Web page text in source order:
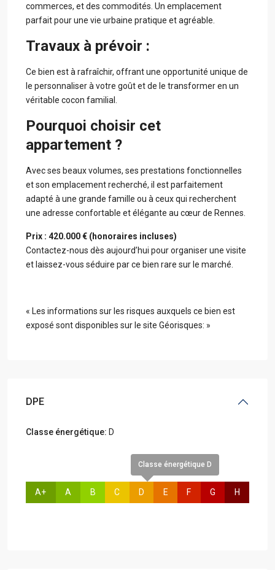
commerces, et des commodités. Un emplacement
parfait pour une vie urbaine pratique et agréable.
Travaux à prévoir :
Ce bien est à rafraîchir, offrant une opportunité unique de
le personnaliser à votre goût et de le transformer en un
véritable cocon familial.
Pourquoi choisir cet
appartement ?
Avec ses beaux volumes, ses prestations fonctionnelles
et son emplacement recherché, il est parfaitement
adapté à une grande famille ou à ceux qui recherchent
une adresse confortable et élégante au cœur de Rennes.
Prix : 420.000 € (honoraires incluses)
Contactez-nous dès aujourd’hui pour organiser une visite
et laissez-vous séduire par ce bien rare sur le marché.
« Les informations sur les risques auxquels ce bien est
exposé sont disponibles sur le site Géorisques: »
DPE
Classe énergétique: D
A+ A B C
Classe énergétique D
D E F G H